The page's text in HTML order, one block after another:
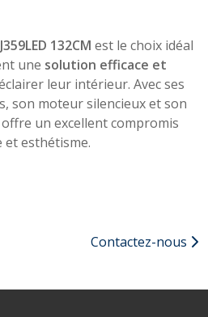
132CM est le choix idéal
une solution efficace et
leur intérieur. Avec ses
son moteur silencieux et son
un excellent compromis
esthétisme.
Contactez-nous